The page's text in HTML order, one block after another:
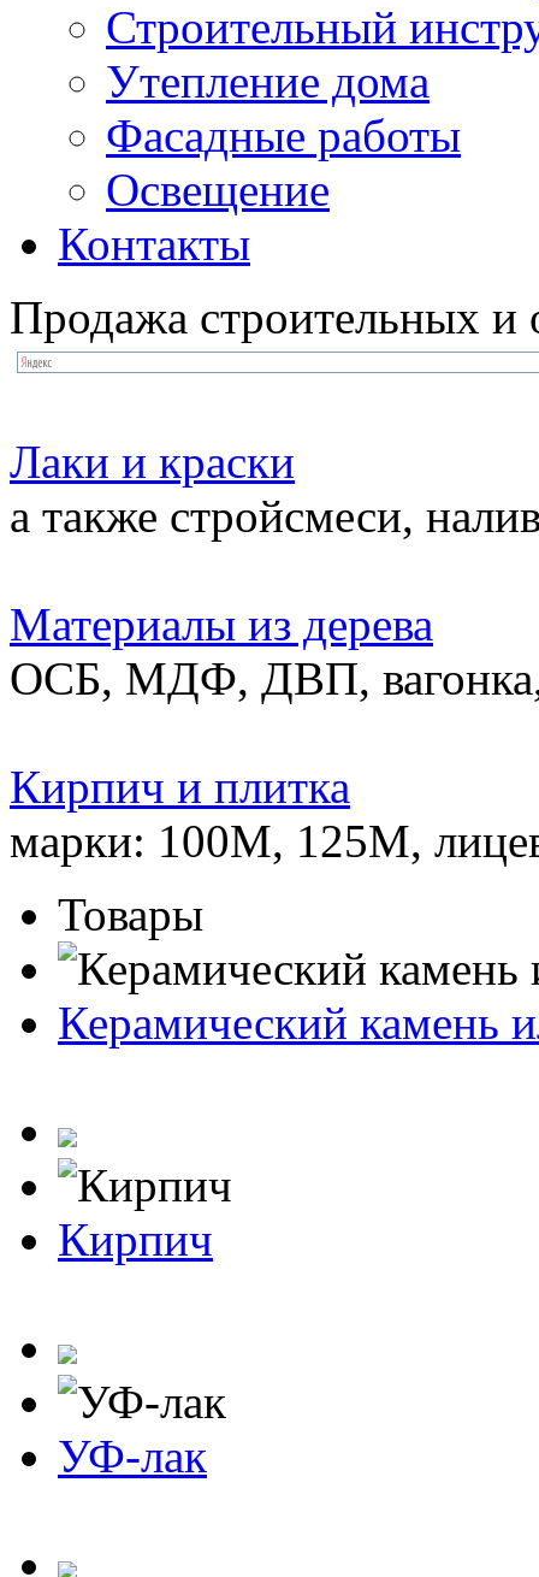
Строительный
Утепление дома
Фасадные работы
Освещение
Контакты
Продажа строительных и
Лаки и краски
а также стройсмеси,
Материалы из дерева
ОСБ, МДФ, ДВП,
Кирпич и плитка
марки: 100М, 125М,
Товары
Керамический камень
Кирпич
УФ-лак